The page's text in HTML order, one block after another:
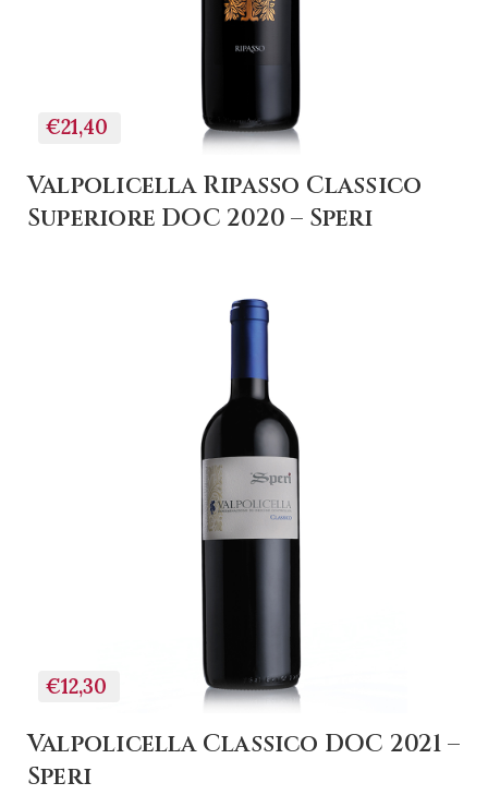
€21,40
Valpolicella Ripasso Classico
Superiore DOC 2020 – Speri
€12,30
Valpolicella Classico DOC 2021 –
Speri